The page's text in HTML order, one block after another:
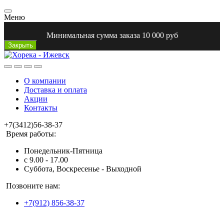
Меню
Минимальная сумма заказа 10 000 руб
Закрыть
О компании
Доставка и оплата
Акции
Контакты
+7(3412)56-38-37
Время работы:
Понедельник-Пятница
с 9.00 - 17.00
Суббота, Воскресенье - Выходной
Позвоните нам:
+7(912) 856-38-37